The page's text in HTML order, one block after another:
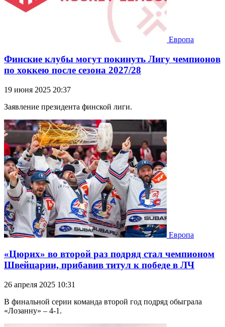
Европа
Финские клубы могут покинуть Лигу чемпионов
по хоккею после сезона 2027/28
19 июня 2025 20:37
Заявление президента финской лиги.
Европа
«Цюрих» во второй раз подряд стал чемпионом
Швейцарии, прибавив титул к победе в ЛЧ
26 апреля 2025 10:31
В финальной серии команда второй год подряд обыграла
«Лозанну» – 4-1.